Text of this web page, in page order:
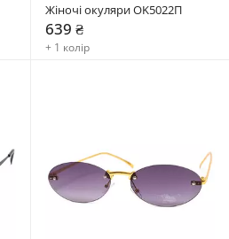
Жіночі окуляри OK5022П
639 ₴
+ 1 колір